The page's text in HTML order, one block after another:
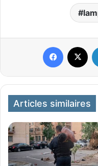
Articles similaires